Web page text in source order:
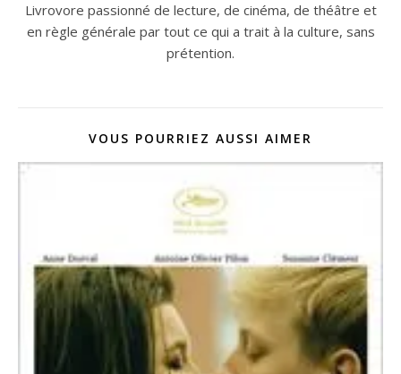
Livrovore passionné de lecture, de cinéma, de théâtre et
en règle générale par tout ce qui a trait à la culture, sans
prétention.
VOUS POURRIEZ AUSSI AIMER